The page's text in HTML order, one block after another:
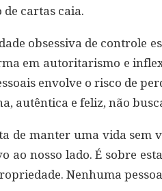
de cartas caia.
obsessiva de controle
em autoritarismo e
envolve o risco de
autêntica e feliz, não
de manter uma vida sem
ao nosso lado. É sobre
Nenhuma